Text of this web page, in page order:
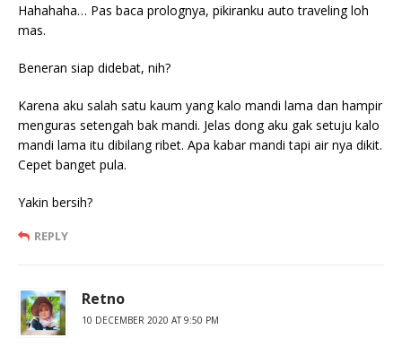
Hahahaha… Pas baca prolognya, pikiranku auto traveling loh
mas.
Beneran siap didebat, nih?
Karena aku salah satu kaum yang kalo mandi lama dan hampir
menguras setengah bak mandi. Jelas dong aku gak setuju kalo
mandi lama itu dibilang ribet. Apa kabar mandi tapi air nya dikit.
Cepet banget pula.
Yakin bersih?
REPLY
Retno
10 DECEMBER 2020 AT 9:50 PM